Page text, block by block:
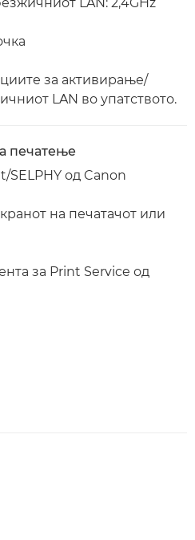
за активирање/
LAN во упатството.
печатење
SELPHY од Canon
на печатачот или
за Print Service од